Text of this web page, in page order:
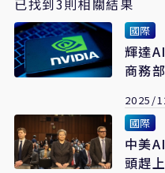
已找到3則相關結果
國際
輝達
商務
2025/
國際
中美
頭趕上